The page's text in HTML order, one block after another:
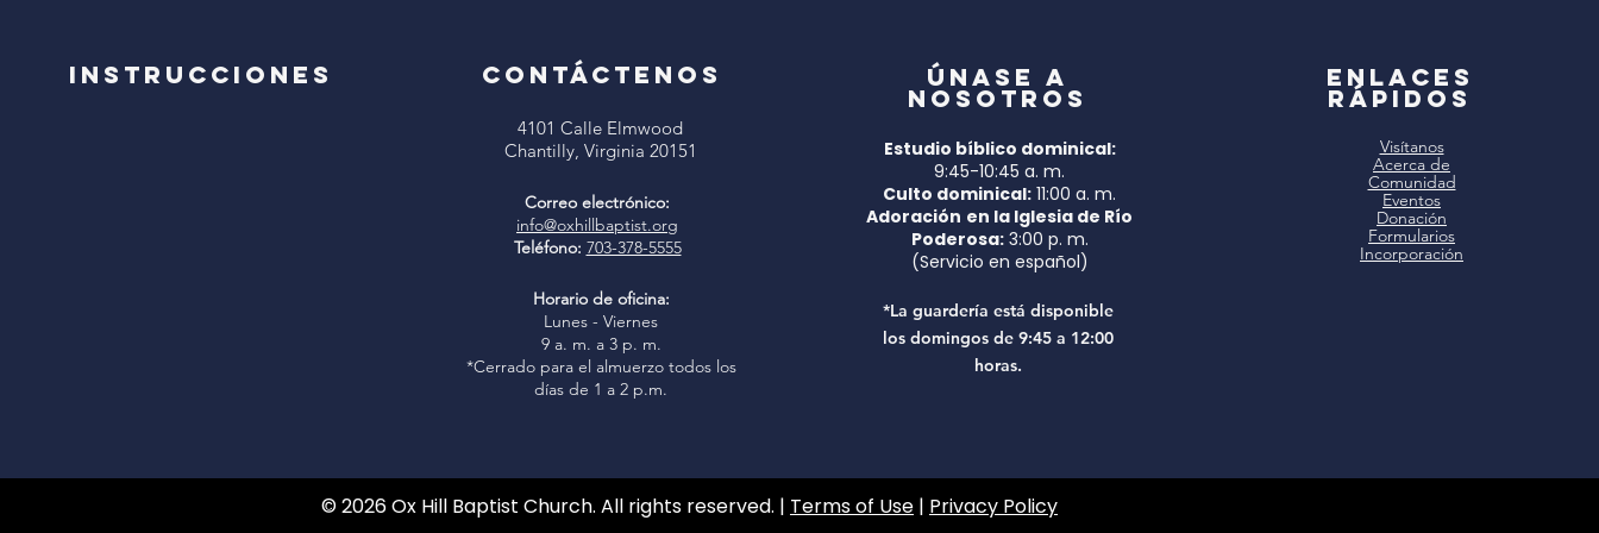
Instrucciones CONTÁCTENOS
4101 Calle Elmwood
Chantilly, Virginia 20151
Correo electrónico:
info@oxhillbaptist.org
Teléfono: 703-378-5555
Horario de oficina:
Lunes - Viernes
9 a. m. a 3 p. m.
*Cerrado para el almuerzo todos los
días de 1 a 2 p.m.
Únase a
nosotros
Estudio bíblico dominical:
9:45-10:45 a. m.
Culto dominical: 11:00 a. m.
Adoración en la Iglesia de Río
Poderosa:3:00 p. m.
(Servicio en español)
*La guardería está disponible
los domingos de 9:45 a 12:00
horas.
Enlaces
rápidos
Visítanos
Acerca de
Comunidad
Eventos
Donación
Formularios
Incorporación
© 2026 Ox Hill Baptist Church. All rights reserved. | Terms of Use | Privacy Policy